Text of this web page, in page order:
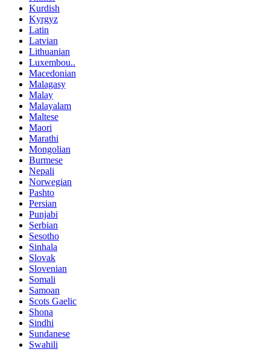
Kurdish
Kyrgyz
Latin
Latvian
Lithuanian
Luxembou..
Macedonian
Malagasy
Malay
Malayalam
Maltese
Maori
Marathi
Mongolian
Burmese
Nepali
Norwegian
Pashto
Persian
Punjabi
Serbian
Sesotho
Sinhala
Slovak
Slovenian
Somali
Samoan
Scots Gaelic
Shona
Sindhi
Sundanese
Swahili